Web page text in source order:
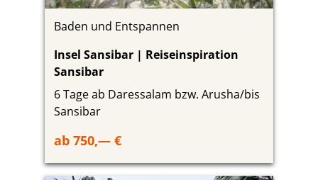
Baden und Entspannen
Insel Sansibar | Reiseinspiration
Sansibar
6 Tage ab Daressalam bzw. Arusha/bis
Sansibar
ab 750,— €